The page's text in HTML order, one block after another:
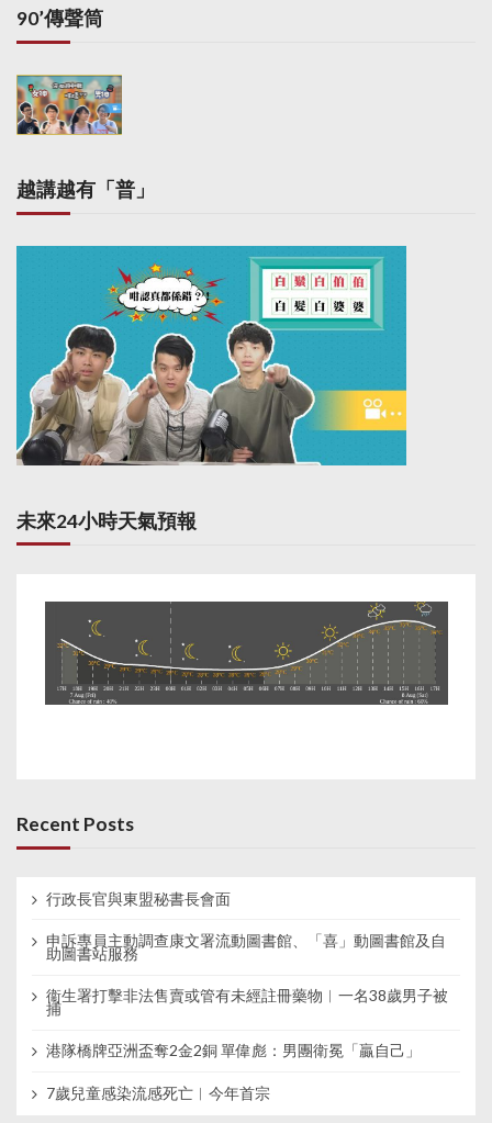
90’傳聲筒
越講越有「普」
未來24小時天氣預報
Recent Posts
行政長官與東盟秘書長會面
申訴專員主動調查康文署流動圖書館、「喜」動圖書館及自
助圖書站服務
衞生署打擊非法售賣或管有未經註冊藥物︱一名38歲男子被
捕
港隊橋牌亞洲盃奪2金2銅 單偉彪：男團衛冕「贏自己」
7歲兒童感染流感死亡︱今年首宗